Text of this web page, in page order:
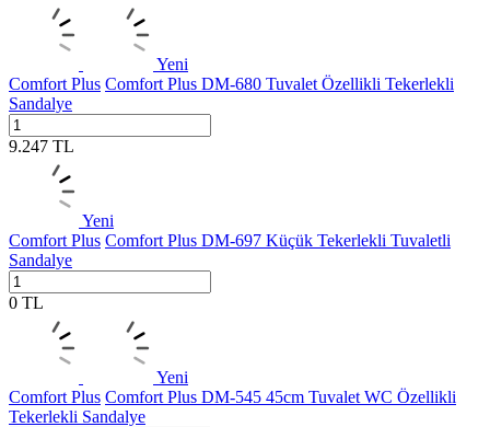
Yeni
Comfort Plus Comfort Plus DM-680 Tuvalet Özellikli Tekerlekli
Sandalye
9.247 TL
Yeni
Comfort Plus Comfort Plus DM-697 Küçük Tekerlekli Tuvaletli
Sandalye
0 TL
Yeni
Comfort Plus Comfort Plus DM-545 45cm Tuvalet WC Özellikli
Tekerlekli Sandalye